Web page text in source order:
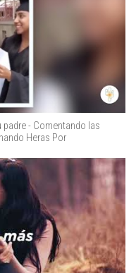
- Comentando las
Heras Por